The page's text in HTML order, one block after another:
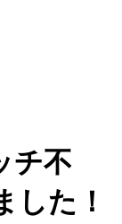
チ不
した！